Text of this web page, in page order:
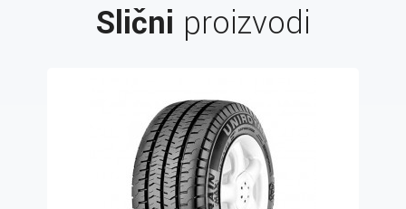
Slični proizvodi